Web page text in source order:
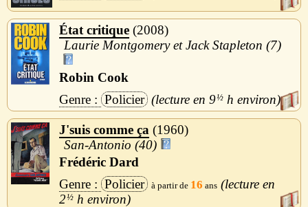
État critique 2008
Laurie Montgomery et Jack Stapleton (7)
Robin Cook
Policier
9½ h
J'suis comme ça
1960
San-Antonio (40)
Frédéric Dard
Policier
16
2½ h